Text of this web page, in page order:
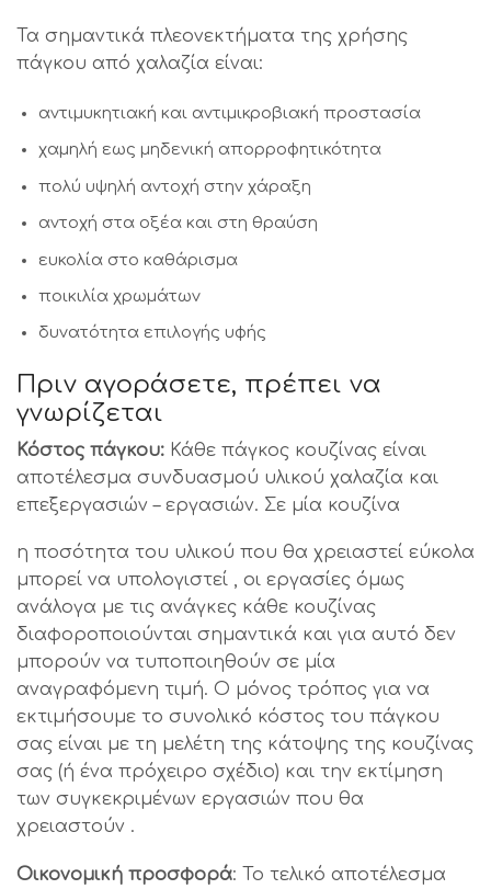
Τα σημαντικά πλεονεκτήματα της χρήσης
πάγκου από χαλαζία είναι:
αντιμυκητιακή και αντιμικροβιακή προστασία
χαμηλή εως μηδενική απορροφητικότητα
πολύ υψηλή αντοχή στην χάραξη
αντοχή στα οξέα και στη θραύση
ευκολία στο καθάρισμα
ποικιλία χρωμάτων
δυνατότητα επιλογής υφής
Πριν αγοράσετε, πρέπει να
γνωρίζεται
Κόστος πάγκου: Κάθε πάγκος κουζίνας είναι
αποτέλεσμα συνδυασμού υλικού χαλαζία και
επεξεργασιών – εργασιών. Σε μία κουζίνα
η ποσότητα του υλικού που θα χρειαστεί εύκολα
μπορεί να υπολογιστεί , οι εργασίες όμως
ανάλογα με τις ανάγκες κάθε κουζίνας
διαφοροποιούνται σημαντικά και για αυτό δεν
μπορούν να τυποποιηθούν σε μία
αναγραφόμενη τιμή. Ο μόνος τρόπος για να
εκτιμήσουμε το συνολικό κόστος του πάγκου
σας είναι με τη μελέτη της κάτοψης της κουζίνας
σας (ή ένα πρόχειρο σχέδιο) και την εκτίμηση
των συγκεκριμένων εργασιών που θα
χρειαστούν .
Οικονομική προσφορά: Το τελικό αποτέλεσμα